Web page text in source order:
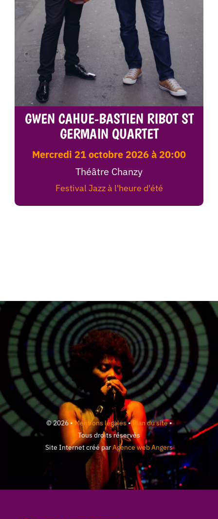
GWEN CAHUE-BASTIEN RIBOT ST
GERMAIN QUARTET
mercredi 21 octobre 2026 à 20:00
Théâtre Chanzy
Festival Jazz à l'heure d'été
© 2026 •Mentions légales•Plan du site•
Tous droits réservés
Site Internet créé parAgence web Angers